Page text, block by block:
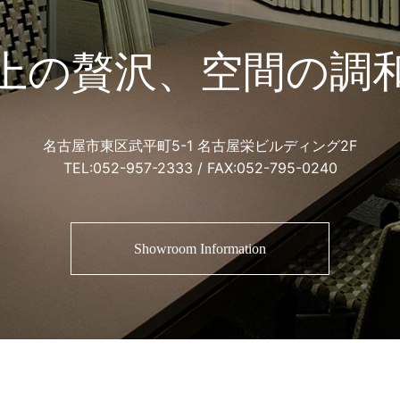
の贅沢、空間の調
名古屋市東区武平町5-1 名古屋栄ビルディング2F
TEL:052-957-2333 / FAX:052-795-0240
Showroom Information